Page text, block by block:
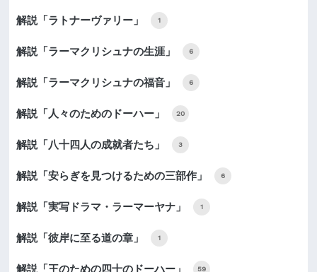
解説「ラトナーヴァリー」 1
解説「ラーマクリシュナの生涯」 6
解説「ラーマクリシュナの福音」 6
解説「人々のためのドーハー」 20
解説「八十四人の成就者たち」 3
解説「安らぎを見つけるための三部作」 6
解説「実写ドラマ・ラーマーヤナ」 1
解説「彼岸に至る道の章」 1
解説「王のための四十のドーハー」 59